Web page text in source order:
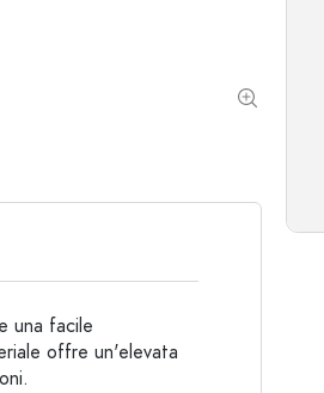
una facile
offre un'elevata